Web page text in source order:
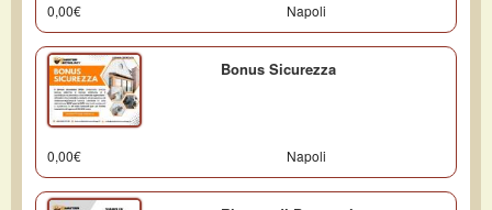
0,00€ Napoli
Bonus Sicurezza
0,00€ Napoli